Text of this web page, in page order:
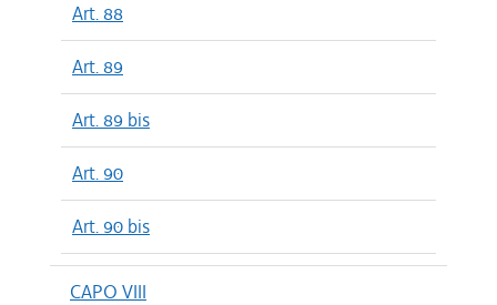
Art. 88
Art. 89
Art. 89 bis
Art. 90
Art. 90 bis
CAPO VIII